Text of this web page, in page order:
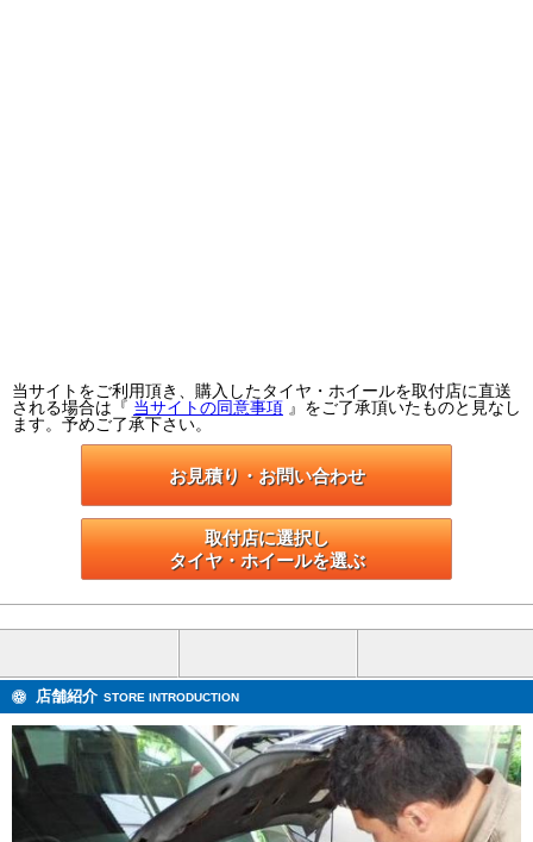
当サイトをご利用頂き、購入したタイヤ・ホイールを取付店に直送
される場合は『 当サイトの同意事項 』をご了承頂いたものと見なし
ます。予めご了承下さい。
お見積り・お問い合わせ
取付店に選択し
タイヤ・ホイールを選ぶ
店舗紹介 STORE INTRODUCTION